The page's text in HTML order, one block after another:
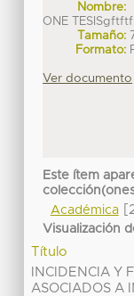
Nombre:
ONE TESISgftftf
Tamaño:
Formato:
Ver documento
Este ítem
Académica
Visualización
Título
INCIDENCIA Y
ASOCIADOS A